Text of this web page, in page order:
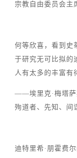
宗教自由委员会主
何等欣喜，看到史
于研究无可比拟的
人有太多的丰富有
——埃里克·梅塔萨
殉道者、先知、间
迪特里希·朋霍费